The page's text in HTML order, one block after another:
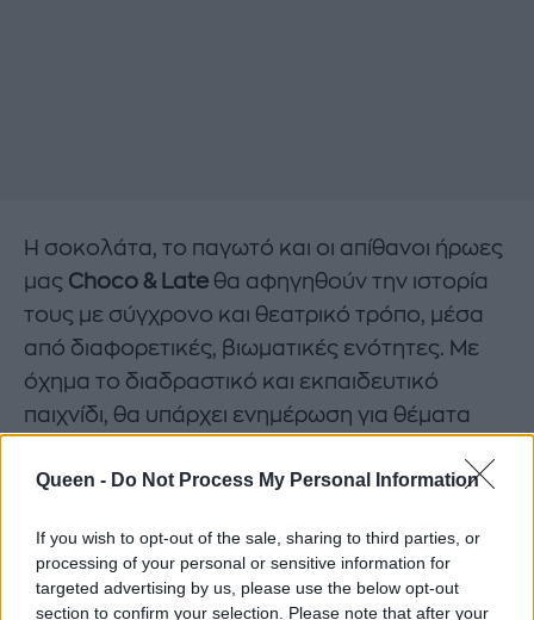
Queen - Do Not Process My Personal Information
If you wish to opt-out of the sale, sharing to third parties, or
processing of your personal or sensitive information for
targeted advertising by us, please use the below opt-out
section to confirm your selection. Please note that after your
Η σοκολάτα, το παγωτό και οι απίθανοι ήρωες
μας Choco & Late θα αφηγηθούν την ιστορία
τους με σύγχρονο και θεατρικό τρόπο, μέσα
από διαφορετικές, βιωματικές ενότητες. Με
όχημα το διαδραστικό και εκπαιδευτικό
παιχνίδι, θα υπάρχει ενημέρωση για θέματα
σε ένα μαγικό περιβάλλον, γεμάτο
εκπλήξεις για κάθε επισκέπτη ξεχωριστά.
Ιδιαίτερα και εντυπωσιακά ολογράμματα,